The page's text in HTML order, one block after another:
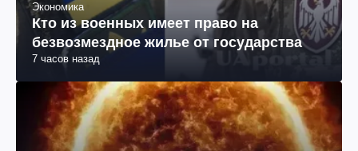
Экономика
Кто из военных имеет право на
безвозмездное жилье от государства
7 часов назад